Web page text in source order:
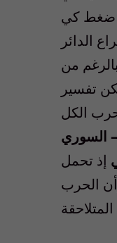
ضغط كي
الدائر
من
تفسير
الكل
– السوري
إذ تحمل
الحرب